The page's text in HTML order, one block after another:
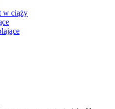
w ciąży